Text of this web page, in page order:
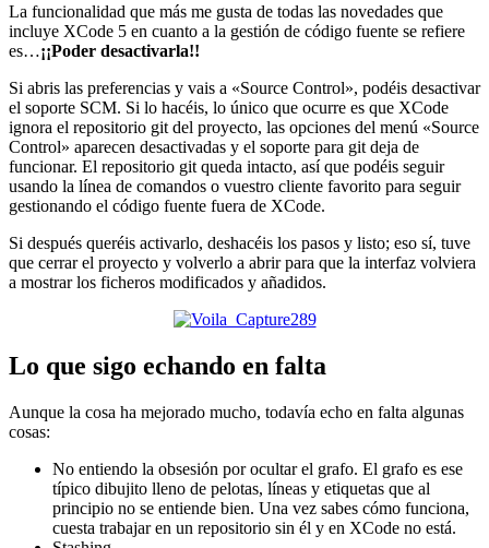
La funcionalidad que más me gusta de todas las novedades que
incluye XCode 5 en cuanto a la gestión de código fuente se refiere
es…¡¡Poder desactivarla!!
Si abris las preferencias y vais a «Source Control», podéis desactivar
el soporte SCM. Si lo hacéis, lo único que ocurre es que XCode
ignora el repositorio git del proyecto, las opciones del menú «Source
Control» aparecen desactivadas y el soporte para git deja de
funcionar. El repositorio git queda intacto, así que podéis seguir
usando la línea de comandos o vuestro cliente favorito para seguir
gestionando el código fuente fuera de XCode.
Si después queréis activarlo, deshacéis los pasos y listo; eso sí, tuve
que cerrar el proyecto y volverlo a abrir para que la interfaz volviera
a mostrar los ficheros modificados y añadidos.
Lo que sigo echando en falta
Aunque la cosa ha mejorado mucho, todavía echo en falta algunas
cosas:
No entiendo la obsesión por ocultar el grafo. El grafo es ese
típico dibujito lleno de pelotas, líneas y etiquetas que al
principio no se entiende bien. Una vez sabes cómo funciona,
cuesta trabajar en un repositorio sin él y en XCode no está.